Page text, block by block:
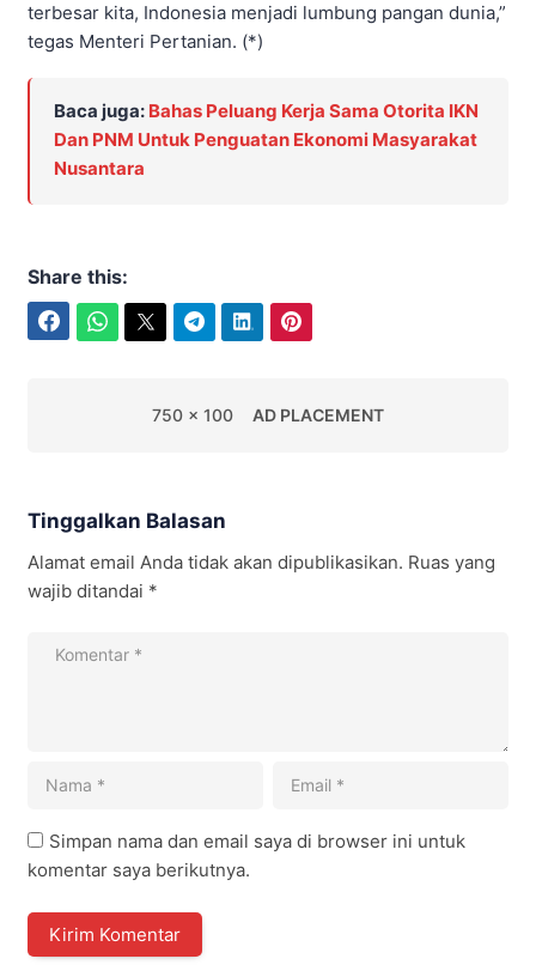
terbesar kita, Indonesia menjadi lumbung pangan dunia,”
tegas Menteri Pertanian. (*)
Baca juga: Bahas Peluang Kerja Sama Otorita IKN
Dan PNM Untuk Penguatan Ekonomi Masyarakat
Nusantara
Share this:
750 x 100 AD PLACEMENT
Tinggalkan Balasan
Alamat email Anda tidak akan dipublikasikan. Ruas yang
wajib ditandai *
Simpan nama dan email saya di browser ini untuk
komentar saya berikutnya.